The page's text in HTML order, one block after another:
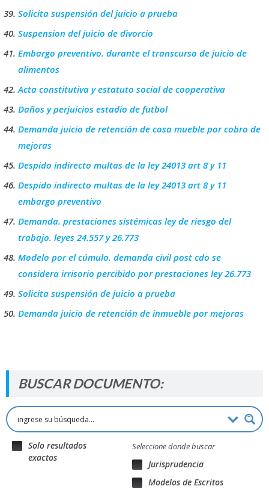
Solicita suspensión del juicio a prueba
Suspension del juicio de divorcio
Embargo preventivo. durante el transcurso de juicio de
alimentos
Acta constitutiva y estatuto social de cooperativa
Daños y perjuicios estadio de futbol
Demanda juicio de retención de cosa mueble por cobro de
mejoras
Despido indirecto multas de la ley 24013 art 8 y 11
Despido indirecto multas de la ley 24013 art 8 y 11
embargo preventivo
Demanda. prestaciones sistémicas ley de riesgo del
trabajo. leyes 24.557 y 26.773
Modelo por el cúmulo. demanda civil post cdo se
considera irrisorio percibido por prestaciones ley 26.773
Solicita suspensión de juicio a prueba
Demanda juicio de retención de inmueble por mejoras
BUSCAR DOCUMENTO:
Solo resultados
exactos
Seleccione donde buscar
Jurisprudencia
Modelos de Escritos